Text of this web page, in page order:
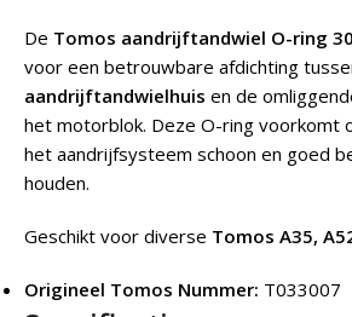
De Tomos aandrijftandwiel O-ring
voor een betrouwbare afdichting
aandrijftandwielhuis en de
het motorblok. Deze O-ring voorkomt
het aandrijfsysteem schoon en goed
houden.
Geschikt voor diverse Tomos A35,
Origineel Tomos Nummer: T033007